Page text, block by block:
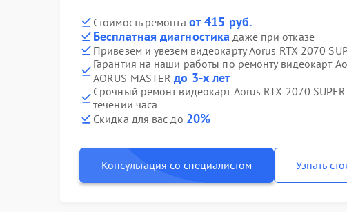
Стоимость ремонта от 415 руб.
Бесплатная диагностика даже при отказе
Привезем и увезем видеокарту Aorus RTX 2070
Гарантия на наши работы по ремонту видеокарт
AORUS MASTERдо 3-х лет
Срочный ремонт видеокарт Aorus RTX 2070 SUPER
течении часа
Скидка для вас до 20%
Консультация со специалистом Узнать